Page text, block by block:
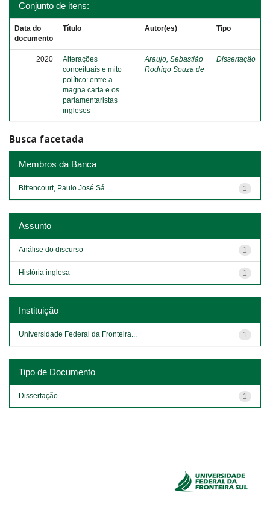
Conjunto de itens:
Data do
documento
Título Autor(es) Tipo
2020
Alterações
conceituais e mito
político: entre a
magna carta e os
parlamentaristas
ingleses
Araujo, Sebastião
Rodrigo Souza de
Dissertação
Busca facetada
Membros da Banca
1
Bittencourt, Paulo José Sá
Assunto
1
Análise do discurso
1
História inglesa
Instituição
1
Universidade Federal da Fronteira...
Tipo de Documento
1
Dissertação